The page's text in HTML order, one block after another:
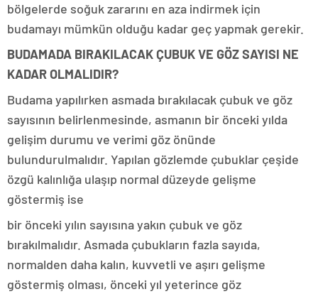
bölgelerde soğuk zararını en aza indirmek için
budamayı mümkün olduğu kadar geç yapmak gerekir.
BUDAMADA BIRAKILACAK ÇUBUK VE GÖZ SAYISI NE
KADAR OLMALIDIR?
Budama yapılırken asmada bırakılacak çubuk ve göz
sayısının belirlenmesinde, asmanın bir önceki yılda
gelişim durumu ve verimi göz önünde
bulundurulmalıdır. Yapılan gözlemde çubuklar çeşide
özgü kalınlığa ulaşıp normal düzeyde gelişme
göstermiş ise
bir önceki yılın sayısına yakın çubuk ve göz
bırakılmalıdır. Asmada çubukların fazla sayıda,
normalden daha kalın, kuvvetli ve aşırı gelişme
göstermiş olması, önceki yıl yeterince göz